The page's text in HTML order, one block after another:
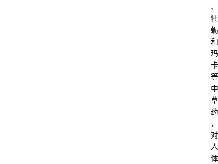
、
牡
蛎
和
玛
卡
等
中
草
药
，
对
人
体